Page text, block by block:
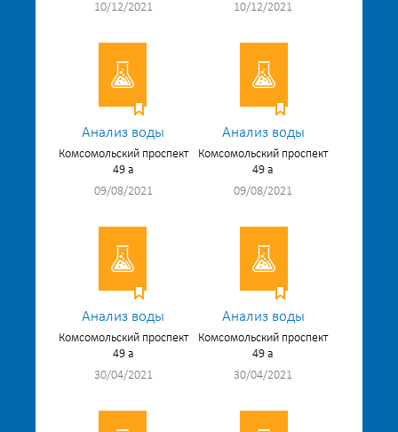
10/12/2021
10/12/2021
Анализ воды
Комсомольский проспект
49 а
09/08/2021
Анализ воды
Комсомольский проспект
49 а
09/08/2021
Анализ воды
Комсомольский проспект
49 а
30/04/2021
Анализ воды
Комсомольский проспект
49 а
30/04/2021